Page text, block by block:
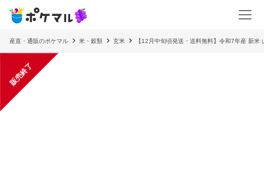
産直・通販のポケマル 米・穀類 玄米 【12月中旬頃発送・送料無料】令和7年産 新米
販売終了